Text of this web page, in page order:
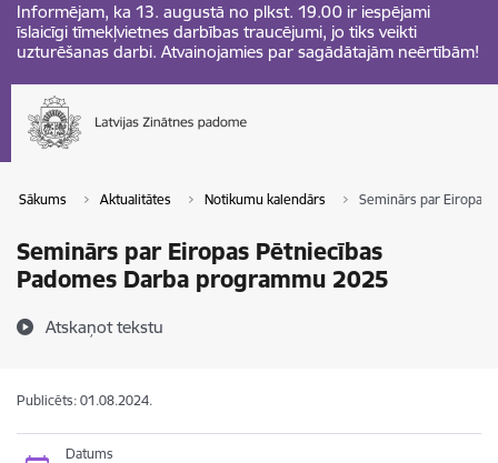
Informējam, ka 13. augustā no plkst. 19.00 ir iespējami
īslaicīgi tīmekļvietnes darbības traucējumi, jo tiks veikti
uzturēšanas darbi. Atvainojamies par sagādātajām neērtībām!
Sākums Aktualitātes Notikumu kalendārs Seminārs par Eiropas
Seminārs par Eiropas Pētniecības
Padomes Darba programmu 2025
Atskaņot tekstu
Publicēts: 01.08.2024.
Datums